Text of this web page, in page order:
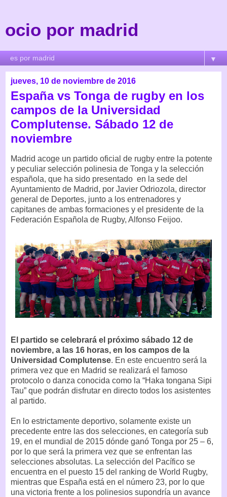
ocio por madrid
▼
jueves, 10 de noviembre de 2016
España vs Tonga de rugby en los
campos de la Universidad
Complutense. Sábado 12 de
noviembre
Madrid acoge un partido oficial de rugby entre la potente
y peculiar selección polinesia de Tonga y la selección
española, que ha sido presentado en la sede del
Ayuntamiento de Madrid, por Javier Odriozola, director
general de Deportes, junto a los entrenadores y
capitanes de ambas formaciones y el presidente de la
Federación Española de Rugby, Alfonso Feijoo.
El partido se celebrará el próximo sábado 12 de
noviembre, a las 16 horas, en los campos de la
Universidad Complutense. En este encuentro será la
primera vez que en Madrid se realizará el famoso
protocolo o danza conocida como la “Haka tongana Sipi
Tau” que podrán disfrutar en directo todos los asistentes
al partido.
En lo estrictamente deportivo, solamente existe un
precedente entre las dos selecciones, en categoría sub
19, en el mundial de 2015 dónde ganó Tonga por 25 – 6,
por lo que será la primera vez que se enfrentan las
selecciones absolutas. La selección del Pacífico se
encuentra en el puesto 15 del ranking de World Rugby,
mientras que España está en el número 23, por lo que
una victoria frente a los polinesios supondría un avance